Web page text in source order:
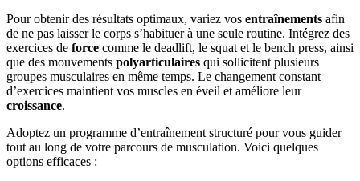
Pour obtenir des résultats optimaux, variez vos entraînements afin
de ne pas laisser le corps s’habituer à une seule routine. Intégrez des
exercices de force comme le deadlift, le squat et le bench press, ainsi
que des mouvements polyarticulaires qui sollicitent plusieurs
groupes musculaires en même temps. Le changement constant
d’exercices maintient vos muscles en éveil et améliore leur
croissance.
Adoptez un programme d’entraînement structuré pour vous guider
tout au long de votre parcours de musculation. Voici quelques
options efficaces :